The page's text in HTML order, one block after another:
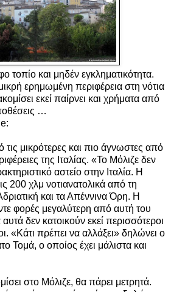
τοπίο και μηδέν εγκληματικότητα.
ερημωμένη περιφέρεια στη νότια
εκεί παίρνει και χρήματα από
…
τις μικρότερες και πιο άγνωστες από
της Ιταλίας. «Το Μόλιζε δεν
αστείο στην Ιταλία. Η
200 χλμ νοτιανατολικά από τη
και τα Απέννινα Όρη. Η
φορές μεγαλύτερη από αυτή του
δεν κατοικούν εκεί περισσότεροι
«Κάτι πρέπει να αλλάξει» δηλώνει ο
Τομά, ο οποίος έχει μάλιστα και
στο Μόλιζε, θα πάρει μετρητά.